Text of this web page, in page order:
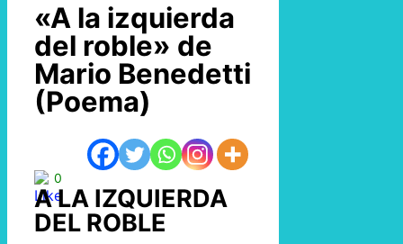
«A la izquierda
del roble» de
Mario Benedetti
(Poema)
0
A LA IZQUIERDA
DEL ROBLE